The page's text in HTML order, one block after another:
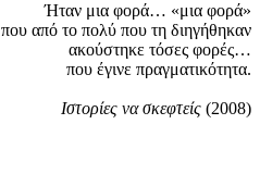
Ήταν μια φορά… «μια φορά»
που από το πολύ που τη διηγήθηκαν
ακούστηκε τόσες φορές…
που έγινε πραγματικότητα.
Ιστορίες να σκεφτείς (2008)